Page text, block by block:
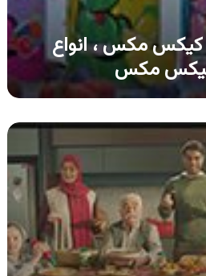
مکس ، انواع
کیکس مکس